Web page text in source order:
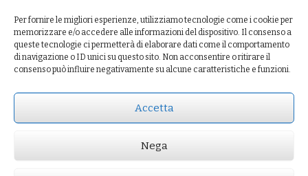
Per fornire le migliori esperienze, utilizziamo tecnologie come i cookie per
memorizzare e/o accedere alle informazioni del dispositivo. Il consenso a
queste tecnologie ci permetterà di elaborare dati come il comportamento
di navigazione o ID unici su questo sito. Non acconsentire o ritirare il
consenso può influire negativamente su alcune caratteristiche e funzioni.
Accetta
Nega
dalla gastronomia:
Insalata russa,
polpette del
marinaio, insalata
di panissa,
gratinate alle